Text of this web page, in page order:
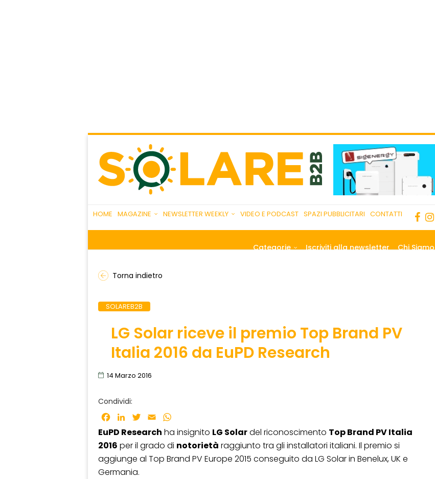
HOME MAGAZINE NEWSLETTER WEEKLY VIDEO E PODCAST SPAZI PUBBLICITARI CONTATTI
Categorie Iscriviti alla newsletter Chi Siamo
Torna indietro
SOLAREB2B
LG Solar riceve il premio Top Brand PV
Italia 2016 da EuPD Research
14 Marzo 2016
Condividi:
Facebook
LinkedInTwitter
Email
EuPD Research ha insignito LG Solardel riconoscimento Top Brand PV Italia
2016 per il grado di notorietà raggiunto tra gli installatori italiani. Il premio si
aggiunge al Top Brand PV Europe 2015 conseguito da LG Solar in Benelux, UK e
Germania.